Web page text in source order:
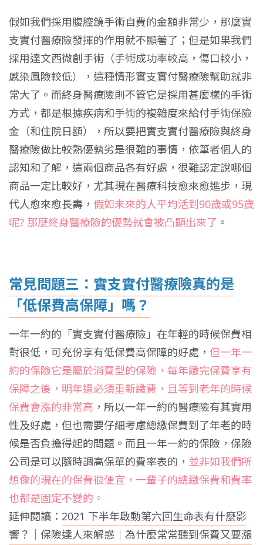
假如我們採用腹腔鏡手術自費的金額非常少，那麼實
支實付醫療險發揮的作用就不顯著了；但是如果我們
採用達文西微創手術（手術成功率較高，傷口較小，
感染風險較低），這種情形實支實付醫療險幫助就非
常大了。而終身醫療險則不管它是採用甚麼樣的手術
方式，都是根據疾病和手術的複雜度來給付手術保險
金（和住院日額），所以要把實支實付醫療險與終身
醫療險做比較熟優孰劣是很難的事情，依筆者個人的
認知和了解，這兩個商品各有好處，很難認定說哪個
商品一定比較好，尤其現在醫療科技愈來愈進步，現
代人愈來愈長壽， 假如未來的人平均活到90歲或95歲
呢? 那麼終身醫療險的優勢就會被凸顯出來了 。
常見問題三：實支實付醫療險真的是
「低保費高保障」嗎？
一年一約的「實支實付醫療險」在年輕的時候保費相
對很低，可充份享有低保費高保障的好處， 但一年一
約的保險它是屬於消費型的保險，每年繳完保費享有
保障之後，明年還必須重新繳費，且等到老年的時候
保費會漲的非常高 ，所以一年一約的醫療險有其實用
性及好處，但也需要仔細考慮總繳保費到了年老的時
候是否負擔得起的問題。而且一年一約的保險，保險
公司是可以隨時調高保單的費率表的， 並非如我們所
想像的現在的保費很便宜，一輩子的總繳保費和費率
也都是固定不變的。
延伸閱讀： 2021 下半年啟動第六回生命表有什麼影
響？｜保險達人來解惑｜為什麼常常聽到保費又要漲